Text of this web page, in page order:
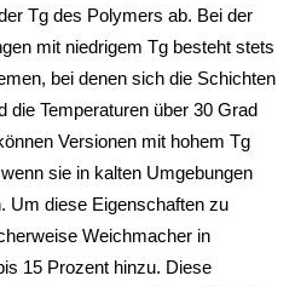
Tg des Polymers ab. Bei der
mit niedrigem Tg besteht stets
bei denen sich die Schichten
die Temperaturen über 30 Grad
Versionen mit hohem Tg
sie in kalten Umgebungen
Um diese Eigenschaften zu
Weichmacher in
15 Prozent hinzu. Diese